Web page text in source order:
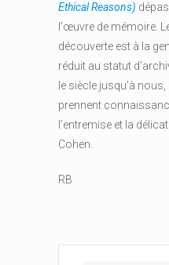
Ethical Reasons)
l’œuvre de mémoire.
découverte est à la
réduit au statut
le siècle jusqu’à
prennent
l’entremise et la
Cohen.
RB